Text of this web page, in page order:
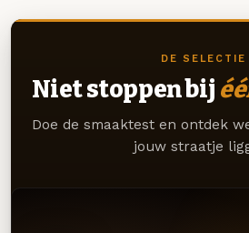
DE SELECTIE
Niet stoppen bij
Doe de smaaktest en ontdek
jouw straatje